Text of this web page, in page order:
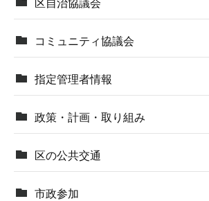
区自治協議会
コミュニティ協議会
指定管理者情報
政策・計画・取り組み
区の公共交通
市政参加